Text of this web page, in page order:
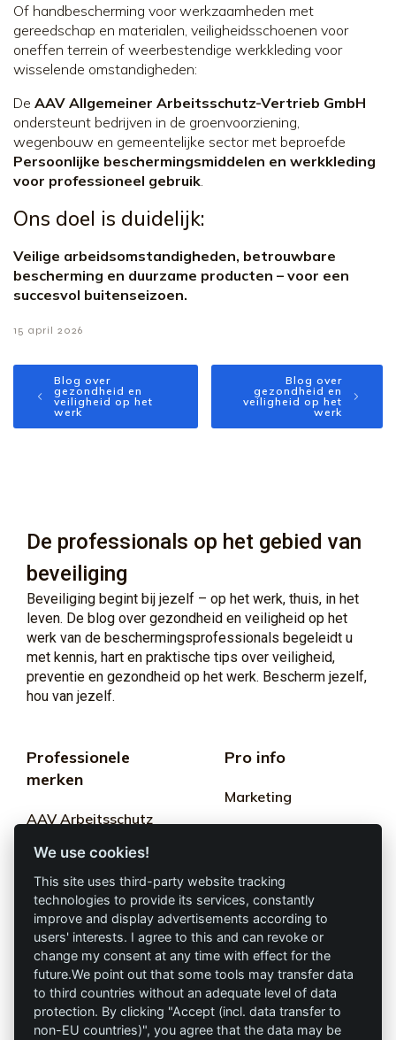
Of handbescherming voor werkzaamheden met
gereedschap en materialen, veiligheidsschoenen voor
oneffen terrein of weerbestendige werkkleding voor
wisselende omstandigheden:
De AAV Allgemeiner Arbeitsschutz-Vertrieb GmbH
ondersteunt bedrijven in de groenvoorziening,
wegenbouw en gemeentelijke sector met beproefde
Persoonlijke beschermingsmiddelen en werkkleding
voor professioneel gebruik
Ons doel is duidelijk:
Veilige arbeidsomstandigheden, betrouwbare
bescherming en duurzame producten – voor een
succesvol buitenseizoen.
15 april 2026
Blog over
gezondheid en
veiligheid op het
werk
Blog over
gezondheid en
veiligheid op het
werk
De professionals op het gebied van
beveiliging
Beveiliging begint bij jezelf – op het werk, thuis, in het
leven. De blog over gezondheid en veiligheid op het
werk van de beschermingsprofessionals begeleidt u
met kennis, hart en praktische tips over veiligheid,
preventie en gezondheid op het werk. Bescherm jezelf,
hou van jezelf.
Professionele
merken
AAV Arbeitsschutz
Allprotec® Werk
gewoon veilig
Omniprotect – Online
winkel
Pro info
Marketing
Privacy
Afdruk
Contact
We use cookies!
This site uses third-party website tracking
technologies to provide its services, constantly
improve and display advertisements according to
users' interests. I agree to this and can revoke or
change my consent at any time with effect for the
future.We point out that some tools may transfer data
to third countries without an adequate level of data
protection. By clicking "Accept (incl. data transfer to
non-EU countries)", you agree that the data may be